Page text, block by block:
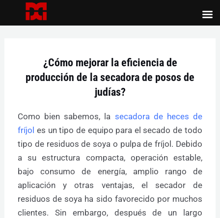
¿Cómo mejorar la eficiencia de
producción de la secadora de posos de
judías?
Como bien sabemos, la secadora de heces de
fríjol es un tipo de equipo para el secado de todo
tipo de residuos de soya o pulpa de fríjol. Debido
a su estructura compacta, operación estable,
bajo consumo de energía, amplio rango de
aplicación y otras ventajas, el secador de
residuos de soya ha sido favorecido por muchos
clientes. Sin embargo, después de un largo